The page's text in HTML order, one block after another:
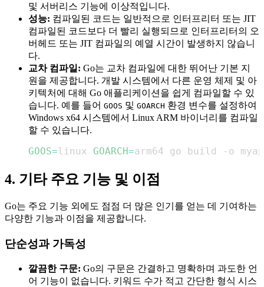
및 서버리스 기능에 이상적입니다.
성능: 컴파일된 코드는 일반적으로 인터프리터 또는 JIT
컴파일된 코드보다 더 빨리 실행되므로 인터프리터의 오
버헤드 또는 JIT 컴파일의 예열 시간이 발생하지 않습니
다.
교차 컴파일: Go는 교차 컴파일에 대한 뛰어난 기본 지
원을 제공합니다. 개발 시스템에서 다른 운영 체제 및 아
키텍처에 대해 Go 애플리케이션을 쉽게 컴파일할 수 있
습니다. 예를 들어 GOOS 및 GOARCH 환경 변수를 설정하여
Windows x64 시스템에서 Linux ARM 바이너리를 컴파일
할 수 있습니다.
GOOS=linux GOARCH=arm64 go build -o
4. 기타 주요 기능 및 이점
Go는 주요 기능 외에도 점점 더 많은 인기를 얻는 데 기여하는
다양한 기능과 이점을 제공합니다.
단순성과 가독성
깔끔한 구문: Go의 구문은 간결하고 명확하며 과도한 언
어 기능이 없습니다. 키워드 수가 적고 간단한 형식 시스